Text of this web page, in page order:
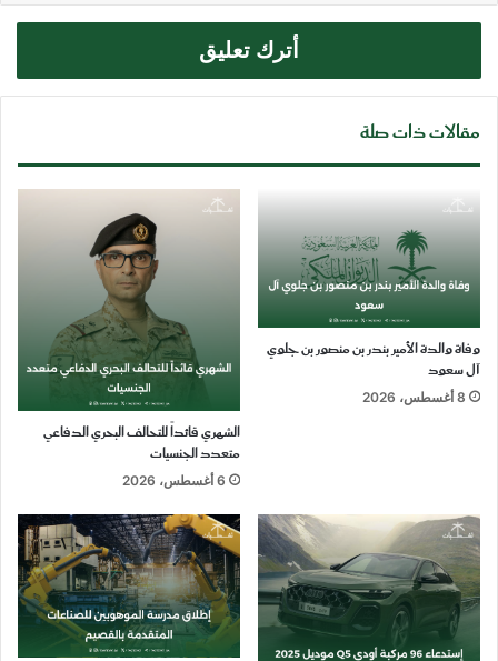
أترك تعليق
مقالات ذات صلة
وفاة والدة الأمير بندر بن منصور بن جلوي
آل سعود
8 أغسطس، 2026
الشهري قائداً للتحالف البحري الدفاعي
متعدد الجنسيات
6 أغسطس، 2026